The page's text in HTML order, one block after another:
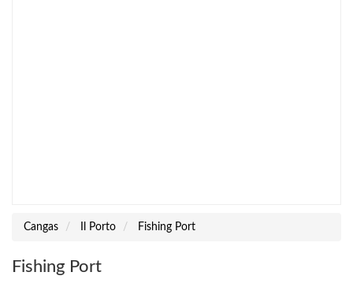
Cangas Il Porto Fishing Port
Fishing Port